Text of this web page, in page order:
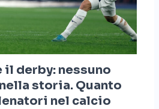
il derby: nessuno
storia. Quanto
nel calcio